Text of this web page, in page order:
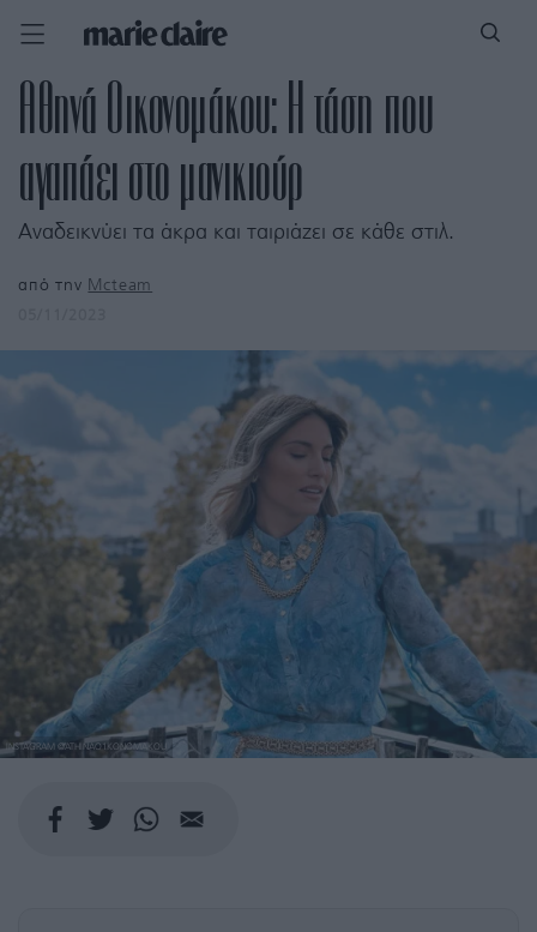
Αθηνά Οικονομάκου: Η τάση που
αγαπάει στο μανικιούρ
Αναδεικνύει τα άκρα και ταιριάζει σε κάθε στιλ.
από την Mcteam
INSTAGRAM @ATHINAO1KONOMAKOU